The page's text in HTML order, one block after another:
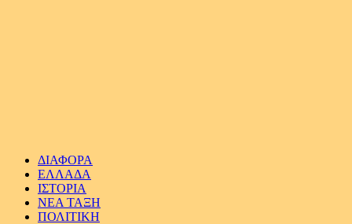
ΔΙΑΦΟΡΑ
ΕΛΛΑΔΑ
ΙΣΤΟΡΙΑ
ΝΕΑ ΤΑΞΗ
ΠΟΛΙΤΙΚΗ